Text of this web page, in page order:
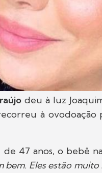
deu à luz
à ovodoação
47 anos, o bebê
bem. Eles estão muito